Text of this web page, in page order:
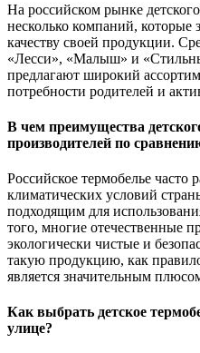
На российском рынке
несколько компаний, которые
качеству своей продукции.
«Лесси», «Малыш» и
предлагают широкий
потребности родителей и
В чем преимущества
производителей по
Российское термобелье часто
климатических условий
подходящим для
того, многие отечественные
экологически чистые и
такую продукцию, как
является значительным
Как выбрать детское
улице?